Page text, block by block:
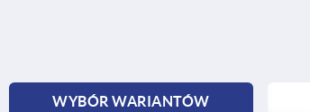
WYBÓR WARIANTÓW